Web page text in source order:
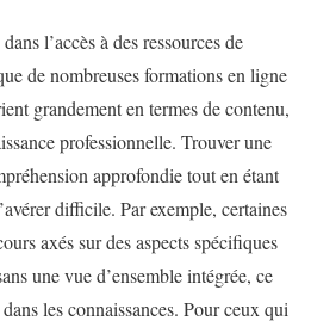
l’accès à des ressources de
de nombreuses formations en ligne
grandement en termes de contenu,
professionnelle. Trouver une
approfondie tout en étant
difficile. Par exemple, certaines
axés sur des aspects spécifiques
une vue d’ensemble intégrée, ce
les connaissances. Pour ceux qui